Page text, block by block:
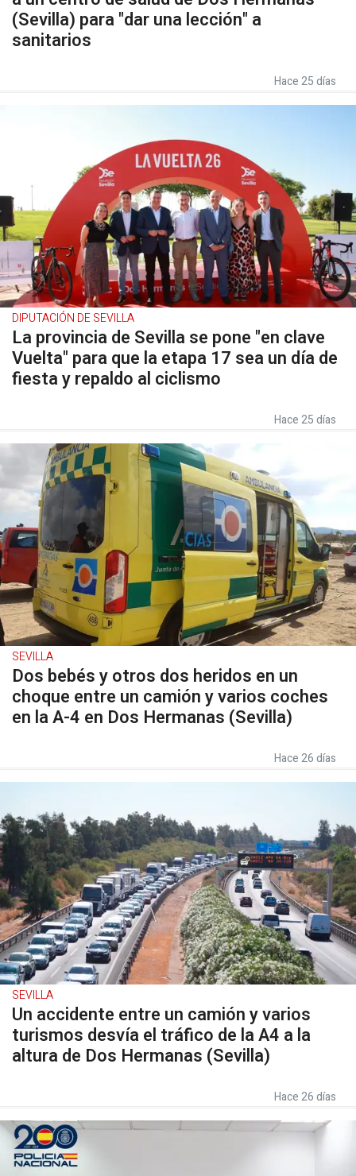
(Sevilla) para "dar una lección" a
sanitarios
Hace 25 días
DIPUTACIÓN DE SEVILLA
La provincia de Sevilla se pone "en clave
Vuelta" para que la etapa 17 sea un día de
fiesta y repaldo al ciclismo
Hace 25 días
SEVILLA
Dos bebés y otros dos heridos en un
choque entre un camión y varios coches
en la A-4 en Dos Hermanas (Sevilla)
Hace 26 días
SEVILLA
Un accidente entre un camión y varios
turismos desvía el tráfico de la A4 a la
altura de Dos Hermanas (Sevilla)
Hace 26 días